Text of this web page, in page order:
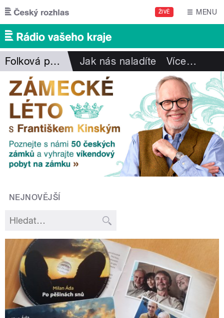
Přejít k hlavnímu obsahu
ŽIVĚ MENU
Folková pohlazení Jak nás naladíte Více…
NEJNOVĚJŠÍ